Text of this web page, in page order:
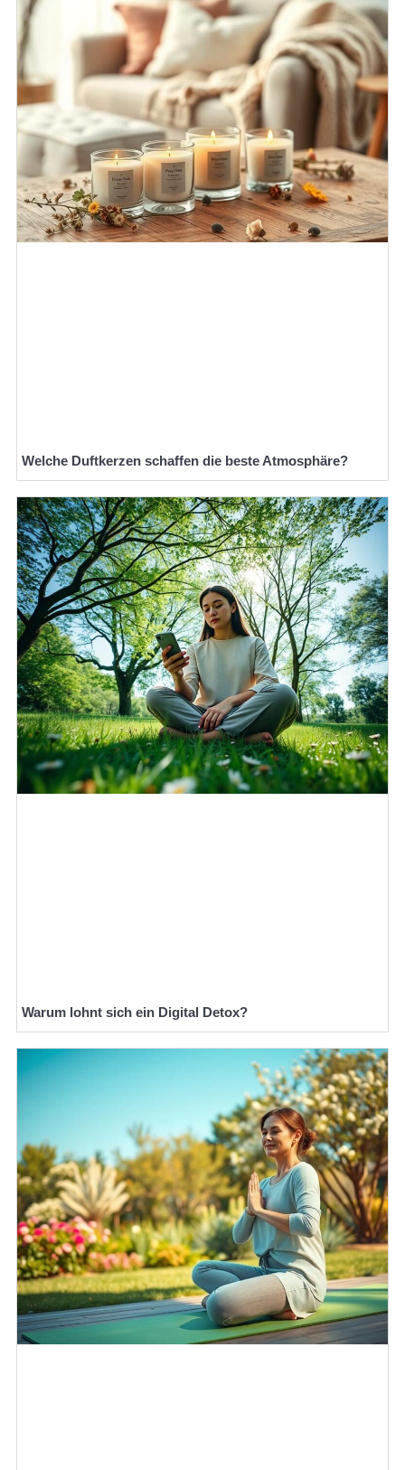
Welche Duftkerzen schaffen die beste Atmosphäre?
Warum lohnt sich ein Digital Detox?